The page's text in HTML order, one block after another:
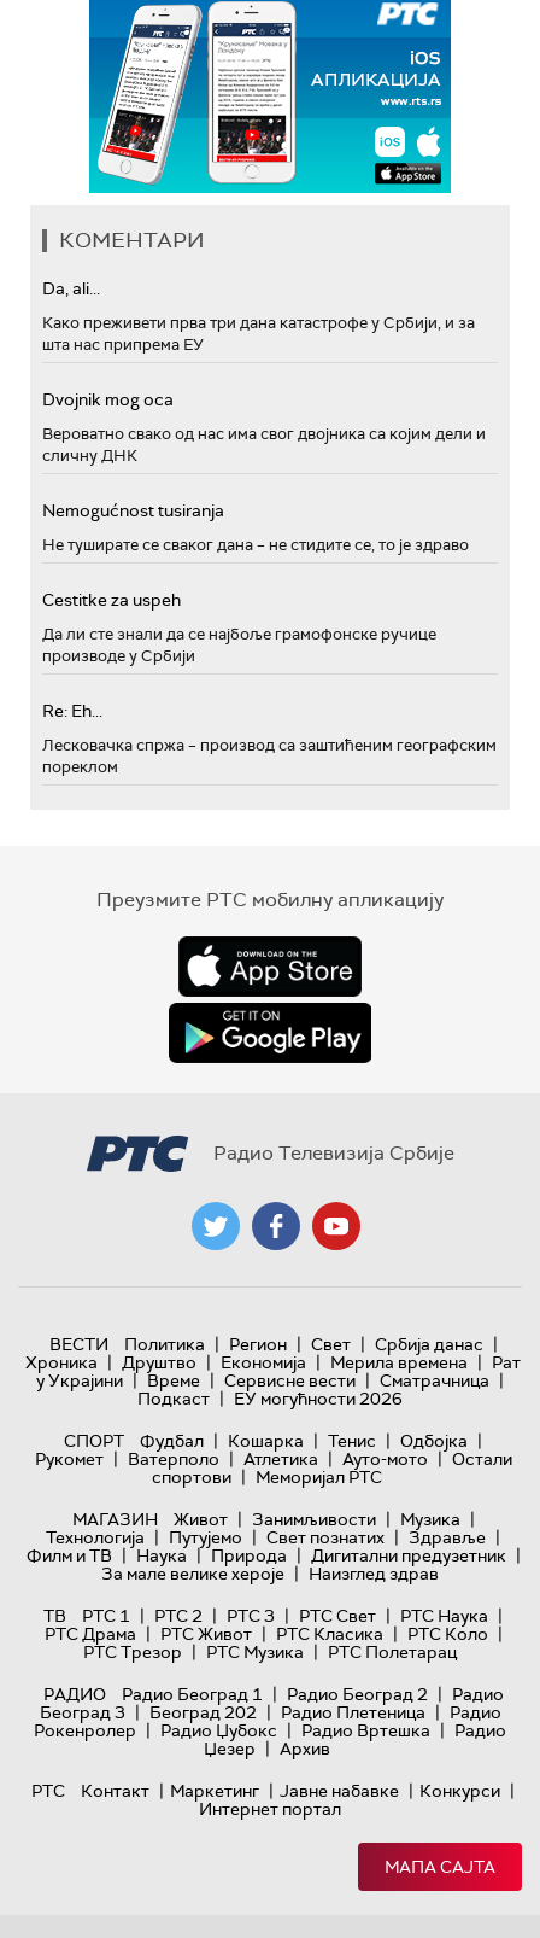
КОМЕНТАРИ
Da, ali...
Како преживети прва три дана катастрофе у Србији, и за
шта нас припрема ЕУ
Dvojnik mog oca
Вероватно свако од нас има свог двојника са којим дели и
сличну ДНК
Nemogućnost tusiranja
Не туширате се сваког дана – не стидите се, то је здраво
Cestitke za uspeh
Да ли сте знали да се најбоље грамофонске ручице
производе у Србији
Re: Eh...
Лесковачка спржа – производ са заштићеним географским
пореклом
Преузмите РТС мобилну апликацију
Радио Телевизија Србије
ВЕСТИ Политика | Регион | Свет | Србија данас |
Хроника | Друштво | Економија | Мерила времена | Рат
у Украјини | Време | Сервисне вести | Сматрачница |
Подкаст | ЕУ могућности 2026
СПОРТ
Фудбал | Кошарка | Тенис | Одбојка |
Рукомет | Ватерполо | Атлетика | Ауто-мото | Остали
спортови | Меморијал РТС
МАГАЗИН
Живот | Занимљивости | Музика |
Технологијa | Путујемо | Свет познатих | Здравље |
Филм и ТВ | Наука | Природа | Дигитални предузетник |
За мале велике хероје | Наизглед здрав
ТВ
РТС 1 | РТС 2 | РТС 3 | РТС Свет | РТС Наука |
РТС Драма | РТС Живот | РТС Класика | РТС Коло |
РТС Трезор | РТС Музика | РТС Полетарац
РАДИО
Радио Београд 1 | Радио Београд 2 | Радио
Београд 3 | Београд 202 | Радио Плетеница | Радио
Рокенролер | Радио Џубокс | Радио Вртешка | Радио
Џезер | Архив
РТС
Контакт | Маркетинг | Јавне набавке | Конкурси |
Интернет портал
МАПА САЈТА